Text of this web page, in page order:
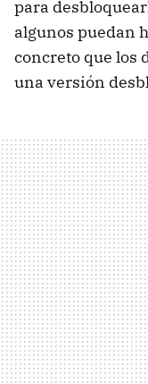
para
algunos puedan
concreto que los
una versión